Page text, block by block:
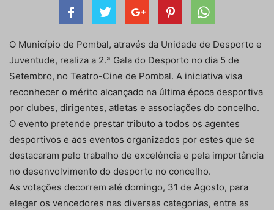
O Município de Pombal, através da Unidade de Desporto e
Juventude, realiza a 2.ª Gala do Desporto no dia 5 de
Setembro, no Teatro-Cine de Pombal. A iniciativa visa
reconhecer o mérito alcançado na última época desportiva
por clubes, dirigentes, atletas e associações do concelho.
O evento pretende prestar tributo a todos os agentes
desportivos e aos eventos organizados por estes que se
destacaram pelo trabalho de excelência e pela importância
no desenvolvimento do desporto no concelho.
As votações decorrem até domingo, 31 de Agosto, para
eleger os vencedores nas diversas categorias, entre as